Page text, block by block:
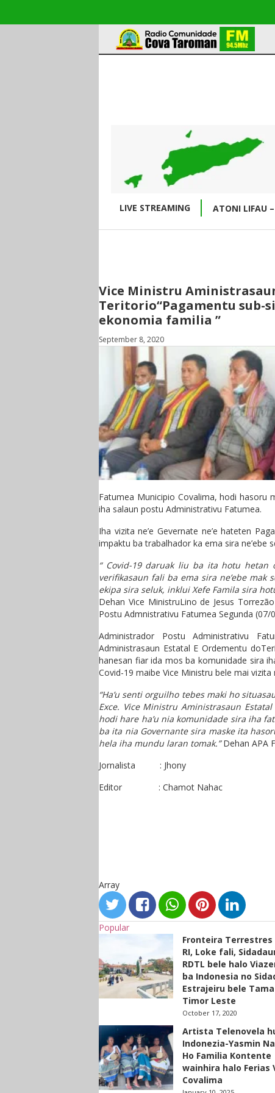
LIVE STREAMING ATONI LIFAU
Vice Ministru
Teritorio“Pagamentu sub-
ekonomia familia ”
September 8, 2020
Fatumea Municipio Covalima, hodi hasoru
iha salaun postu Administrativu Fatumea.
Iha vizita ne’e Gevernate ne’e hateten
impaktu ba trabalhador ka ema sira ne’ebe
“ Covid-19 daruak liu ba ita hotu
verifikasaun fali ba ema sira ne’ebe mak
ekipa sira seluk, inklui Xefe Famila sira
Dehan Vice MinistruLino de Jesus
Postu Admnistrativu Fatumea Segunda (07/
Administrador Postu Administrativu
Administrasaun Estatal E Ordementu
hanesan fiar ida mos ba komunidade sira
Covid-19 maibe Vice Ministru bele mai vizita
“Ha’u senti orguilho tebes maki ho
Exce. Vice Ministru Aministrasaun
hodi hare ha’u nia komunidade sira iha
ba ita nia Governante sira maske ita
hela iha mundu laran tomak.”Dehan APA
Jornalista : Jhony
Editor : Chamot Nahac
Array
Popular
Fronteira Terrestres
RI, Loke fali,
RDTL bele halo
ba Indonesia no
Estrajeiru bele
Timor Leste
October 17, 2020
Artista Telenovela
Indonezia-Yasmin
Ho Familia Kontente
wainhira halo Ferias
Covalima